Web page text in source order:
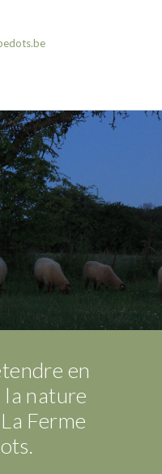
en
la nature
Ferme